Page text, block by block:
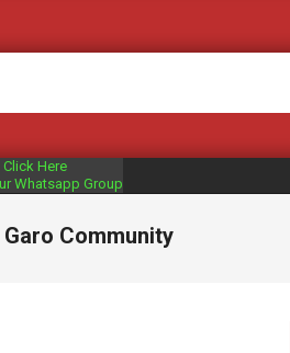
Click Here
Whatsapp Group
Community